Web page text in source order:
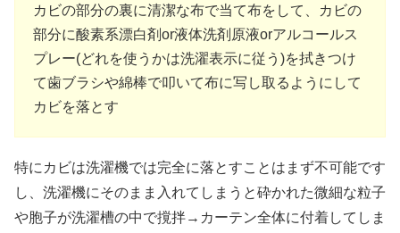
カビの部分の裏に清潔な布で当て布をして、カビの
部分に酸素系漂白剤or液体洗剤原液orアルコールス
プレー(どれを使うかは洗濯表示に従う)を拭きつけ
て歯ブラシや綿棒で叩いて布に写し取るようにして
カビを落とす
特にカビは洗濯機では完全に落とすことはまず不可能です
し、洗濯機にそのまま入れてしまうと砕かれた微細な粒子
や胞子が洗濯槽の中で撹拌→カーテン全体に付着してしま